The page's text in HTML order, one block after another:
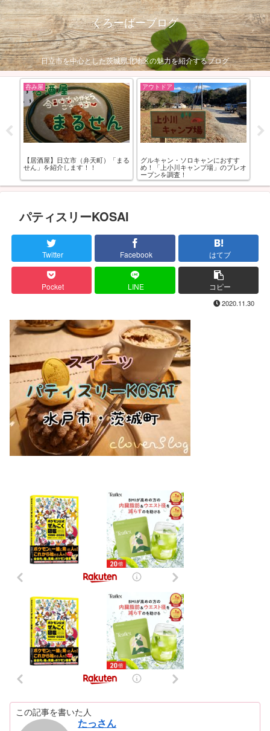
くろーばーブログ
日立市を中心とした茨城県北地区の魅力を紹介するブログ
呑み屋
【居酒屋】日立市（弁天町）「まる
せん」を紹介します！！
アウトドア
グルキャン・ソロキャンにおすす
め！「上小川キャンプ場」のプレオ
ープンを調査！
パティスリーKOSAI
Twitter Facebook はてブ
Pocket LINE コピー
2020.11.30
この記事を書いた人
たっさん